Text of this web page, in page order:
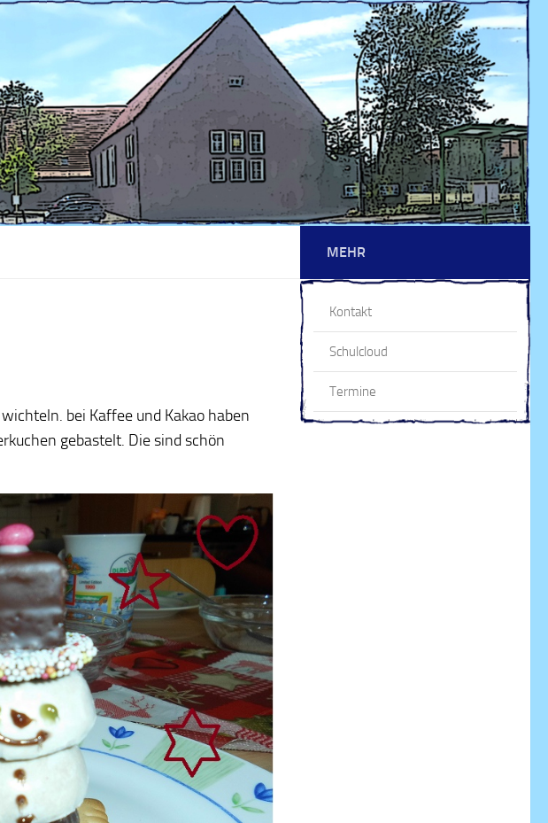
bei Kaffee und Kakao haben
gebastelt. Die sind schön
MEHR
Kontakt
Schulcloud
Termine